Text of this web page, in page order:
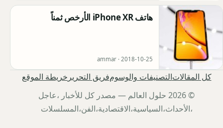
هاتف iPhone XR الأرخص ثمناً
ammar · 2018-10-25
كل المقالاتالتصنيفات والوسومفريق التحرير خريطة الموقع
© 2026 حلول العالم — مصدر كل للأخبار ،عاجل
،الأحداث،السياسية،الاقتصادية،الفن،المسلسلات